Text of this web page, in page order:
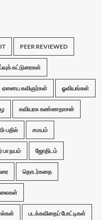
PEER REVIEWED
கட்டுரைகள்
ஏனைய கவிஞர்கள் ஓவியங்கள்
கவியரசு கண்ணதாசன்
பதில் சமயம்
பா நயம் ஜோதிடம்
தொடர்கதை
படக்கவிதைப் போட்டிகள்